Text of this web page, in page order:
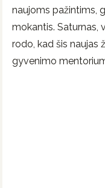
naujoms pažintims,
mokantis. Saturnas,
rodo, kad šis naujas
gyvenimo